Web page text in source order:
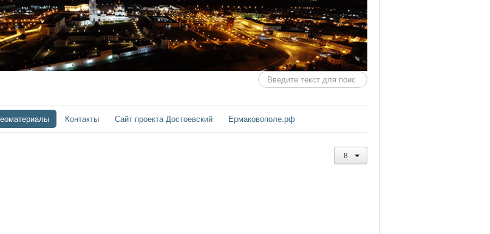
Искать...
Контакты Сайт проекта Достоевский Ермаковополе.рф